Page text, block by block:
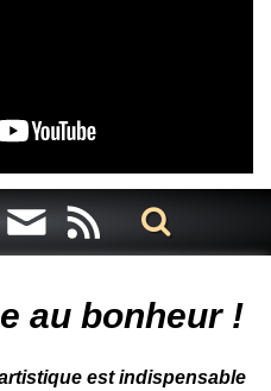
au bonheur !
est indispensable